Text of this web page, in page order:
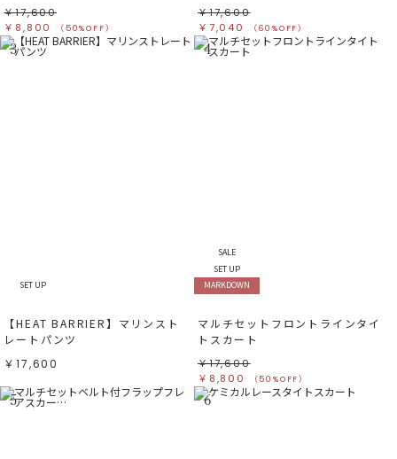
￥17,600
￥8,800
（50%OFF）
￥17,600
￥7,040
（60%OFF）
3
SET UP
【HEAT BARRIER】マリンスト
レートパンツ
￥17,600
4
SALE
SET UP
MARKDOWN
マルチセットフロントラインタイ
トスカート
￥17,600
￥8,800
（50%OFF）
5 6